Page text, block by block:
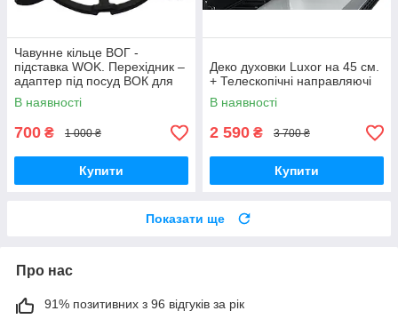
Чавунне кільце ВОГ -
підставка WOK. Перехідник –
адаптер під посуд ВОК для
газових плит
В наявності
700 ₴ 1 000 ₴
Купити
Деко духовки Luxor на 45 см.
+ Телескопічні направляючі
В наявності
2 590 ₴ 3 700 ₴
Купити
Показати ще
Про нас
91% позитивних з 96 відгуків за рік